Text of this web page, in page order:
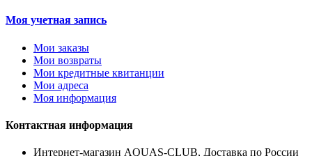
Моя учетная запись
Мои заказы
Мои возвраты
Мои кредитные квитанции
Мои адреса
Моя информация
Контактная информация
Интернет-магазин AQUAS-CLUB, Доставка по России